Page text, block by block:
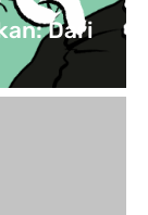
Dari